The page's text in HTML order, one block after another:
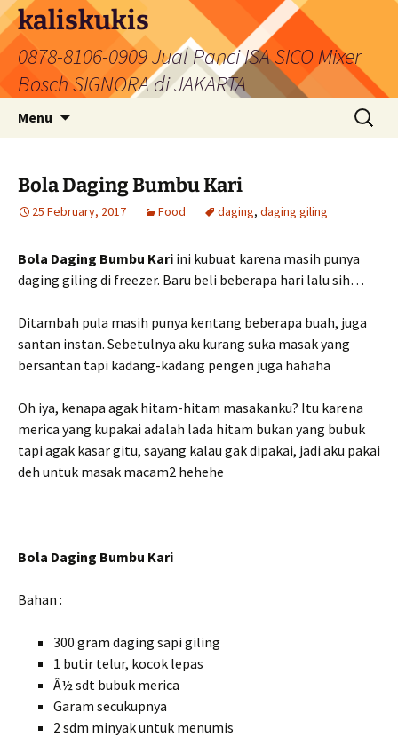
Skip
to
content
kaliskukis
0878-8106-0909 Jual Panci ISA SICO Mixer
Bosch SIGNORA di JAKARTA
Menu
Search
for:
Bola Daging Bumbu Kari
25 February, 2017 Food daging, daging giling
Bola Daging Bumbu Kari ini kubuat karena masih punya
daging giling di freezer. Baru beli beberapa hari lalu sih…
Ditambah pula masih punya kentang beberapa buah, juga
santan instan. Sebetulnya aku kurang suka masak yang
bersantan tapi kadang-kadang pengen juga hahaha
Oh iya, kenapa agak hitam-hitam masakanku? Itu karena
merica yang kupakai adalah lada hitam bukan yang bubuk
tapi agak kasar gitu, sayang kalau gak dipakai, jadi aku pakai
deh untuk masak macam2 hehehe
Bola Daging Bumbu Kari
Bahan :
300 gram daging sapi giling
1 butir telur, kocok lepas
Â½ sdt bubuk merica
Garam secukupnya
2 sdm minyak untuk menumis